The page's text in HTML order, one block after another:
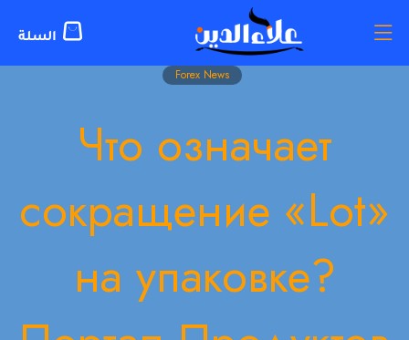
Forex News
Что означает
сокращение «Lot»
на упаковке?